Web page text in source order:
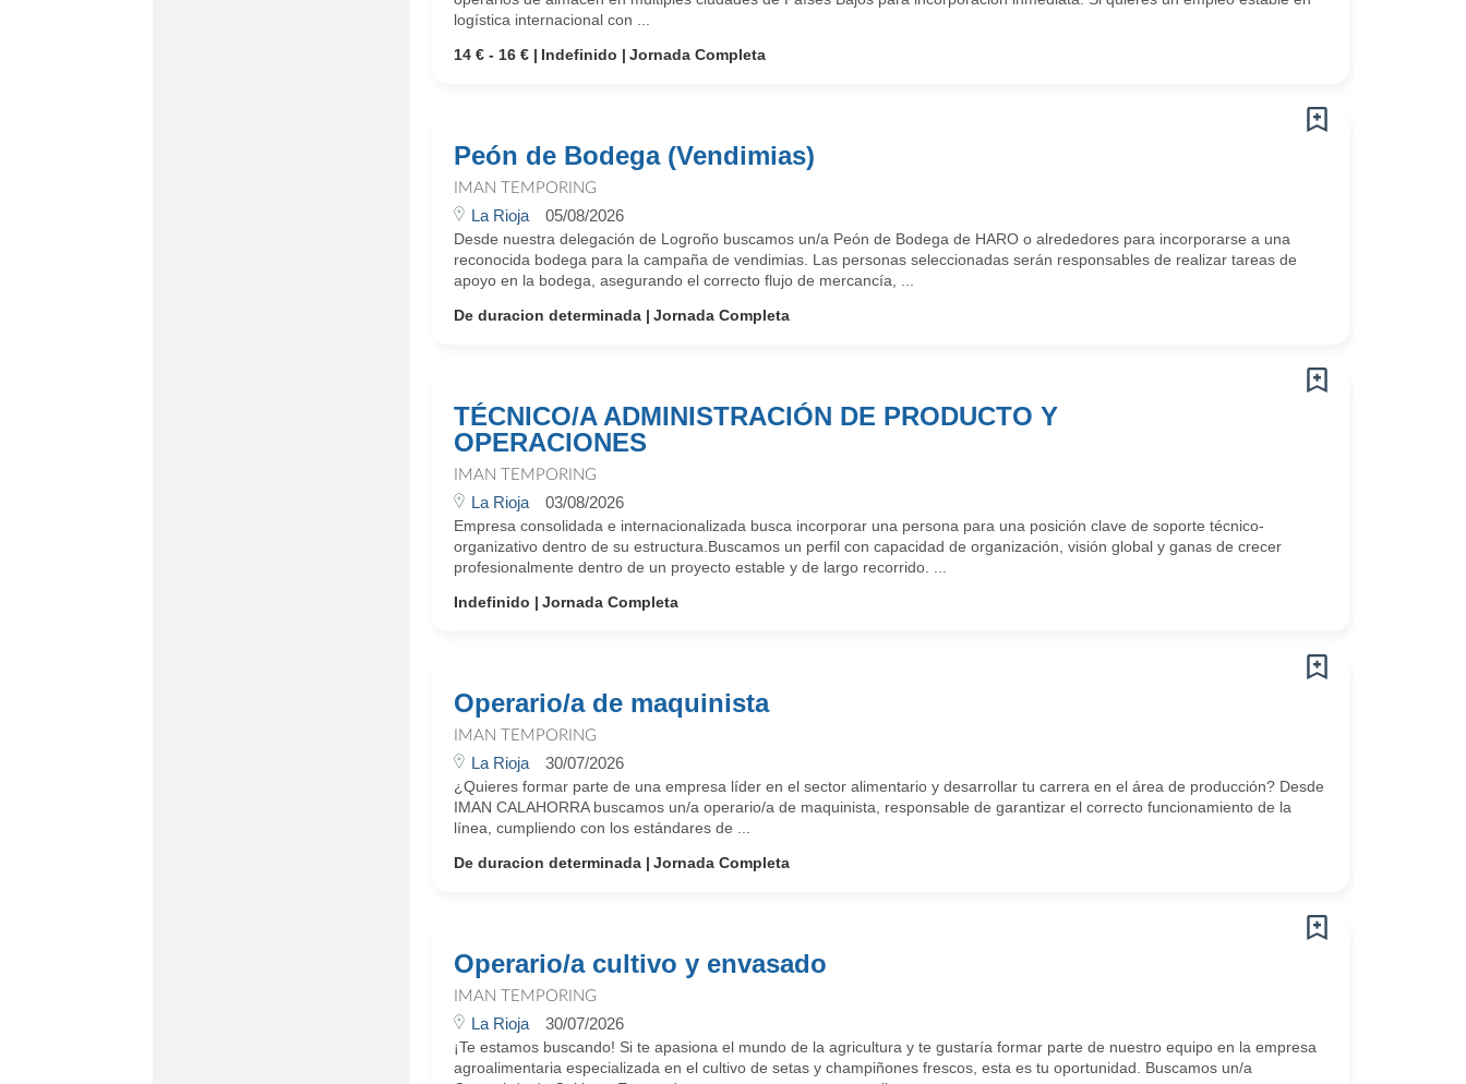
logística internacional con ...
14 € - 16 €
Indefinido Jornada Completa
Peón de Bodega (Vendimias)
IMAN TEMPORING
La Rioja 05/08/2026
Desde nuestra delegación de Logroño buscamos un/a Peón de Bodega de HARO o alrededores para incorporarse a una
reconocida bodega para la campaña de vendimias. Las personas seleccionadas serán responsables de realizar tareas de
apoyo en la bodega, asegurando el correcto flujo de mercancía, ...
De duracion determinada
Jornada Completa
TÉCNICO/A ADMINISTRACIÓN DE PRODUCTO Y
OPERACIONES
IMAN TEMPORING
La Rioja 03/08/2026
Empresa consolidada e internacionalizada busca incorporar una persona para una posición clave de soporte técnico-
organizativo dentro de su estructura.Buscamos un perfil con capacidad de organización, visión global y ganas de crecer
profesionalmente dentro de un proyecto estable y de largo recorrido. ...
Indefinido
Jornada Completa
Operario/a de maquinista
IMAN TEMPORING
La Rioja 30/07/2026
¿Quieres formar parte de una empresa líder en el sector alimentario y desarrollar tu carrera en el área de producción? Desde
IMAN CALAHORRA buscamos un/a operario/a de maquinista, responsable de garantizar el correcto funcionamiento de la
línea, cumpliendo con los estándares de ...
De duracion determinada
Jornada Completa
Operario/a cultivo y envasado
IMAN TEMPORING
La Rioja 30/07/2026
¡Te estamos buscando! Si te apasiona el mundo de la agricultura y te gustaría formar parte de nuestro equipo en la empresa
agroalimentaria especializada en el cultivo de setas y champiñones frescos, esta es tu oportunidad. Buscamos un/a